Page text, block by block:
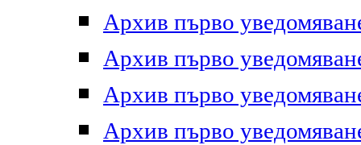
Архив първо
Архив първо
Архив първо
Архив първо